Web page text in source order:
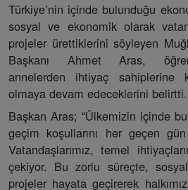
Türkiye’nin içinde bulunduğu
sosyal ve ekonomik olarak
projeler ürettiklerini söyleyen
Başkanı Ahmet Aras,
annelerden ihtiyaç sahiplerine
olmaya devam edeceklerini belirtti.
Başkan Aras; “Ülkemizin içinde
geçim koşullarını her geçen
Vatandaşlarımız, temel
çekiyor. Bu zorlu süreçte, sosyal
projeler hayata geçirerek